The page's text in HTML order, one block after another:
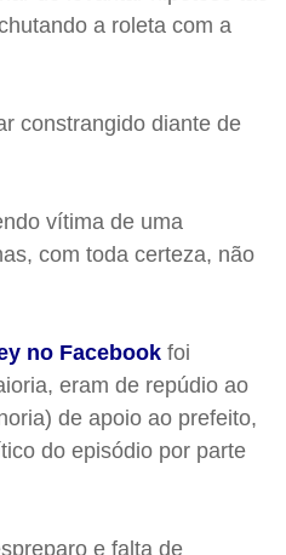
a roleta com a
constrangido diante de
vítima de uma
com toda certeza, não
no Facebook foi
eram de repúdio ao
de apoio ao prefeito,
do episódio por parte
e falta de